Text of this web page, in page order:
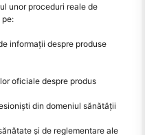
unor proceduri reale de
pe:
informații despre produse
oficiale despre produs
din domeniul sănătății
și de reglementare ale